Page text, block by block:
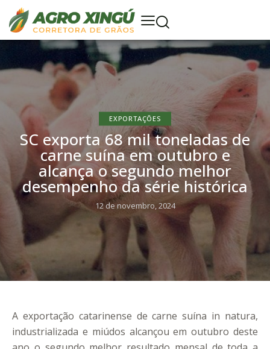
EXPORTAÇÕES
SC exporta 68 mil toneladas de
carne suína em outubro e
alcança o segundo melhor
desempenho da série histórica
12 de novembro, 2024
A exportação catarinense de carne suína in natura,
industrializada e miúdos alcançou em outubro deste